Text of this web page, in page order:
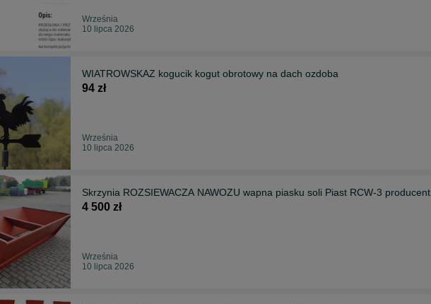
Września
10 lipca 2026
WIATROWSKAZ kogucik kogut obrotowy na dach ozdoba
94 zł
Września
10 lipca 2026
Skrzynia ROZSIEWACZA NAWOZU wapna piasku soli Piast RCW-3 producent
4 500 zł
Września
10 lipca 2026